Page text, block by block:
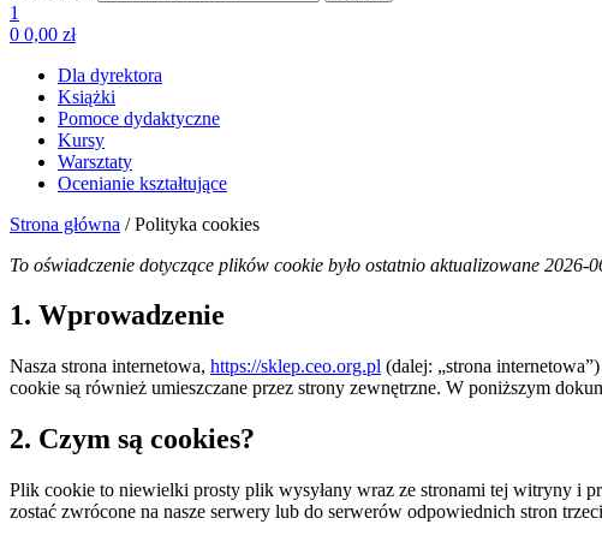
1
0 0,00 zł
Dla dyrektora
Książki
Pomoce dydaktyczne
Kursy
Warsztaty
Ocenianie kształtujące
Strona główna / Polityka cookies
To oświadczenie dotyczące plików cookie było ostatnio aktualizowane
1. Wprowadzenie
Nasza strona internetowa, https://sklep.ceo.org.pl (dalej: „strona
cookie są również umieszczane przez strony zewnętrzne. W poniższym
2. Czym są cookies?
Plik cookie to niewielki prosty plik wysyłany wraz ze stronami tej witryny i
zostać zwrócone na nasze serwery lub do serwerów odpowiednich stron